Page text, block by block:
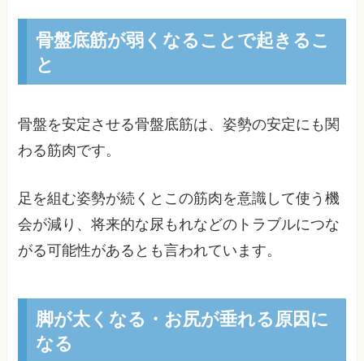
骨盤底筋が弱くなることで起きるこ
と
骨盤を安定させる骨盤底筋は、姿勢の安定にも関
わる筋肉です。
足を組む姿勢が続くとこの筋肉を意識して使う機
会が減り、将来的な尿もれなどのトラブルにつな
がる可能性があるとも言われています。
脚が太くなる・お尻が垂れる原因に
なる